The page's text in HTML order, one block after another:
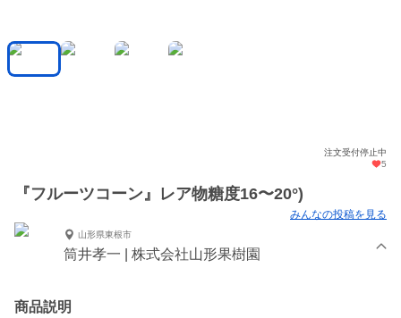
注文受付停止中
5
『フルーツコーン』レア物糖度16〜20°)
みんなの投稿を見る
山形県東根市
筒井孝一 | 株式会社山形果樹園
商品説明